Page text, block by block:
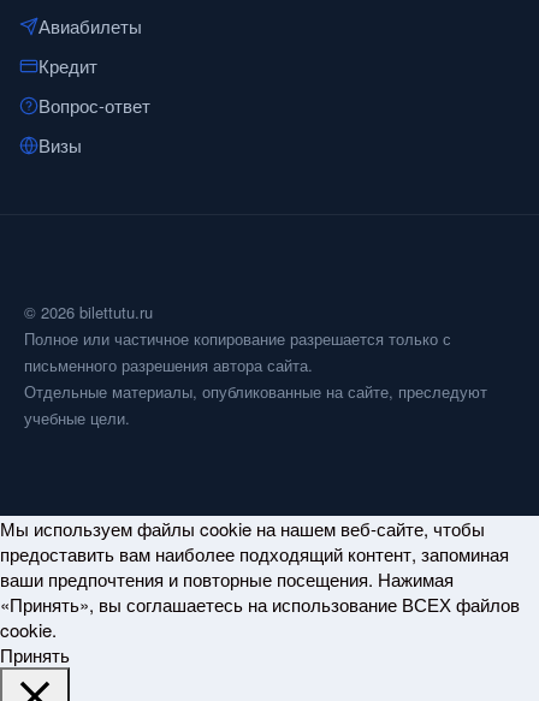
Авиабилеты
Кредит
Вопрос-ответ
Визы
© 2026 bilettutu.ru
Полное или частичное копирование разрешается только с
письменного разрешения автора сайта.
Отдельные материалы, опубликованные на сайте, преследуют
учебные цели.
Мы используем файлы cookie на нашем веб-сайте, чтобы
предоставить вам наиболее подходящий контент, запоминая
ваши предпочтения и повторные посещения. Нажимая
«Принять», вы соглашаетесь на использование ВСЕХ файлов
cookie.
Принять